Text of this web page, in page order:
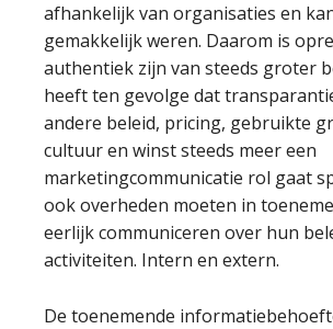
afhankelijk van organisaties en
gemakkelijk weren. Daarom is
authentiek zijn van steeds groter
heeft ten gevolge dat
andere beleid, pricing, gebruikte
cultuur en winst steeds meer een
marketingcommunicatie rol gaat
ook overheden moeten in
eerlijk communiceren over hun
activiteiten. Intern en extern.
De toenemende